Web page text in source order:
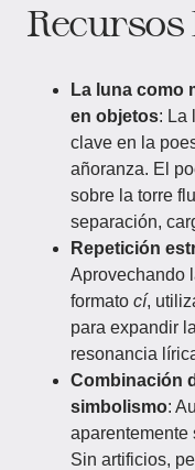
La luna como
en objetos: La
clave en la
añoranza. El
sobre la torre
separación,
Repetición
Aprovechando
formato cí,
para expandir
resonancia
Combinación
simbolismo:
aparentemente
Sin artificios,